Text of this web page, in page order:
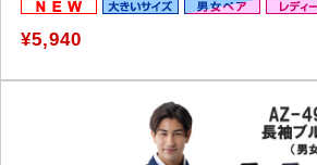
¥5,940